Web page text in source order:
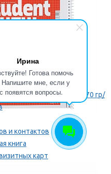
Ирина
Готова помочь
мне, если у
появятся вопросы.
Brunnen, на пружине, 70 гр/
и контактов
книга
карт